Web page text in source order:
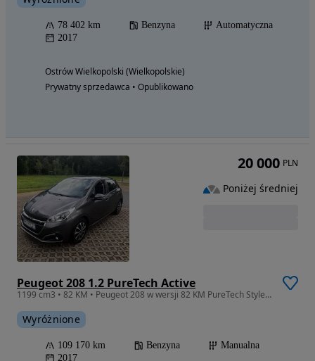
78 402 km Benzyna
Automatyczna
2017
Ostrów Wielkopolski (Wielkopolskie)
Prywatny sprzedawca • Opublikowano
Peugeot 208 1.2 PureTech Active
1199 cm3 • 82 KM • Peugeot 208 w wersji 82 KM PureTech Style z 2017 roku.
Wyróżnione
109 170 km Benzyna
Manualna
2017
20 000 PLN
Poniżej średniej